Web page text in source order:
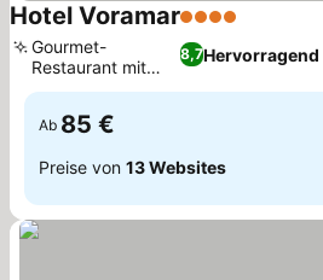
Hotel Voramar4 Sterne
8,7Hervorragend
Gourmet-
Restaurant mit
Meerblick
Ab 85 €
Preise von 13 Websites